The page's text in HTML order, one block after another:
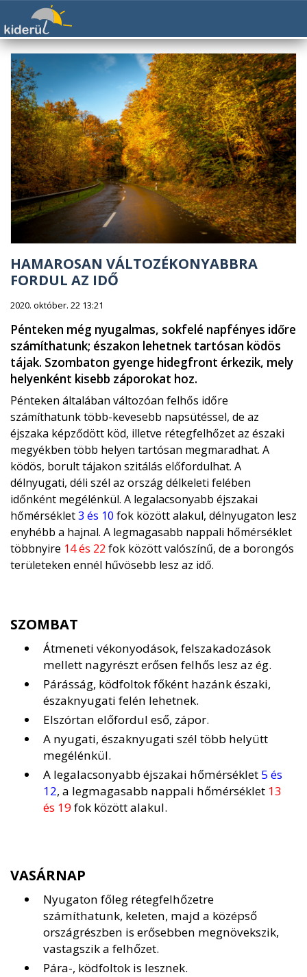
HAMAROSAN VÁLTOZÉKONYABBRA
FORDUL AZ IDŐ
2020. október. 22 13:21
Pénteken még nyugalmas, sokfelé napfényes időre
számíthatunk; északon lehetnek tartósan ködös
tájak. Szombaton gyenge hidegfront érkezik, mely
helyenként kisebb záporokat hoz.
Pénteken általában változóan felhős időre
számíthatunk több-kevesebb napsütéssel, de az
éjszaka képződött köd, illetve rétegfelhőzet az északi
megyékben több helyen tartósan megmaradhat. A
ködös, borult tájakon szitálás előfordulhat. A
délnyugati, déli szél az ország délkeleti felében
időnként megélénkül. A legalacsonyabb éjszakai
hőmérséklet3 és 10 fok között alakul, délnyugaton lesz
enyhébb a hajnal. A legmagasabb nappali hőmérséklet
többnyire 14 és 22 fok között valószínű, de a borongós
területeken ennél hűvösebb lesz az idő.
SZOMBAT
Átmeneti vékonyodások, felszakadozások
mellett nagyrészt erősen felhős lesz az ég.
Párásság, ködfoltok főként hazánk északi,
északnyugati felén lehetnek.
Elszórtan előfordul eső, zápor.
A nyugati, északnyugati szél több helyütt
megélénkül.
A legalacsonyabb éjszakai hőmérséklet 5 és
12, a legmagasabb nappali hőmérséklet 13
és 19fok között alakul.
VASÁRNAP
Nyugaton főleg rétegfelhőzetre
számíthatunk, keleten, majd a középső
országrészben is erősebben megnövekszik,
vastagszik a felhőzet.
Pára-, ködfoltok is lesznek.